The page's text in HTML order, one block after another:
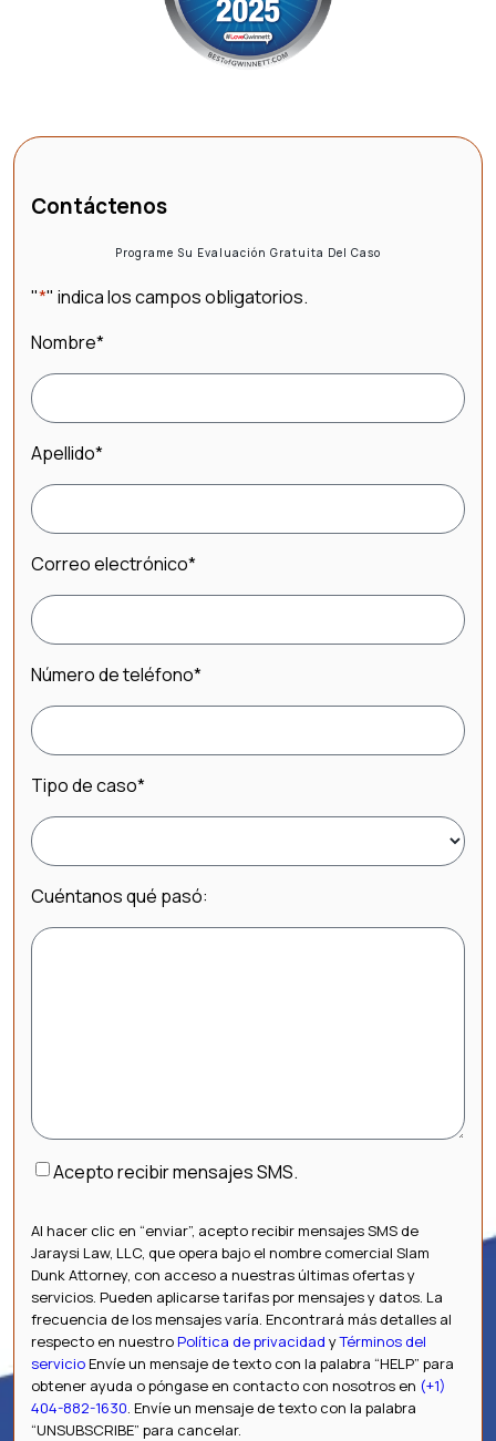
Contáctenos
Programe Su Evaluación Gratuita Del Caso
"*" indica los campos obligatorios.
Nombre*
Apellido*
Correo electrónico*
Número de teléfono*
Tipo de caso*
Cuéntanos qué pasó:
Consentimiento
Acepto recibir mensajes SMS.
Al hacer clic en “enviar”, acepto recibir mensajes SMS de
Jaraysi Law, LLC, que opera bajo el nombre comercial Slam
Dunk Attorney, con acceso a nuestras últimas ofertas y
servicios. Pueden aplicarse tarifas por mensajes y datos. La
frecuencia de los mensajes varía. Encontrará más detalles al
respecto en nuestroPolítica de privacidad yTérminos del
servicioEnvíe un mensaje de texto con la palabra “HELP” para
obtener ayuda o póngase en contacto con nosotros en (+1)
404-882-1630. Envíe un mensaje de texto con la palabra
“UNSUBSCRIBE” para cancelar.